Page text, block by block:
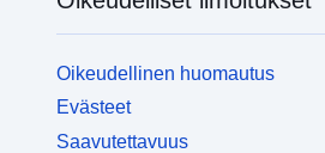
Oikeudellinen huomautus
Evästeet
Saavutettavuus